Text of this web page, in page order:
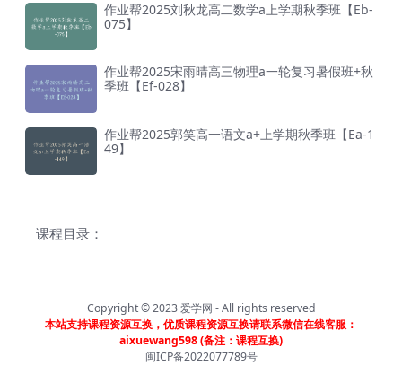
作业帮2025刘秋龙高二数学a上学期秋季班【Eb-
075】
作业帮2025宋雨晴高三物理a一轮复习暑假班+秋
季班【Ef-028】
作业帮2025郭笑高一语文a+上学期秋季班【Ea-1
49】
课程目录：
Copyright © 2023爱学网 - All rights reserved
本站支持课程资源互换，优质课程资源互换请联系微信在线客服：
aixuewang598 (备注：课程互换)
闽ICP备2022077789号